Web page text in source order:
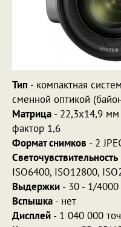
Тип - компактная
сменной оптикой
Матрица - 22,3x14,9 мм
фактор 1,6
Формат снимков - 2
Светочувствительность
ISO6400, ISO12800,
Выдержки - 30 - 1/4000
Вспышка - нет
Дисплей - 1 040 000